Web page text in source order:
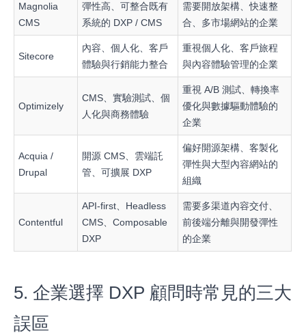
Magnolia
CMS
彈性高、可整合既有
系統的 DXP / CMS
需要開放架構、快速整
合、多市場網站的企業
Sitecore
內容、個人化、客戶
體驗與行銷能力整合
重視個人化、客戶旅程
與內容體驗管理的企業
Optimizely
CMS、實驗測試、個
人化與商務體驗
重視 A/B 測試、轉換率
優化與數據驅動體驗的
企業
Acquia /
Drupal
開源 CMS、雲端託
管、可擴展 DXP
偏好開源架構、客製化
彈性與大型內容網站的
組織
Contentful
API-first、Headless
CMS、Composable
DXP
需要多渠道內容交付、
前後端分離與開發彈性
的企業
5. 企業選擇 DXP 顧問時常見的三大
誤區